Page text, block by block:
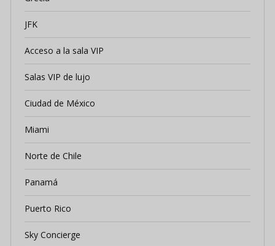
JFK
Acceso a la sala VIP
Salas VIP de lujo
Ciudad de México
Miami
Norte de Chile
Panamá
Puerto Rico
Sky Concierge